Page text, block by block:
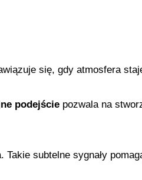
się, gdy atmosfera
podejście pozwala na
subtelne sygnały